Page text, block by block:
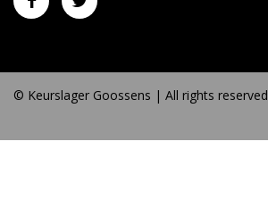
© Keurslager Goossens | All rights reserved